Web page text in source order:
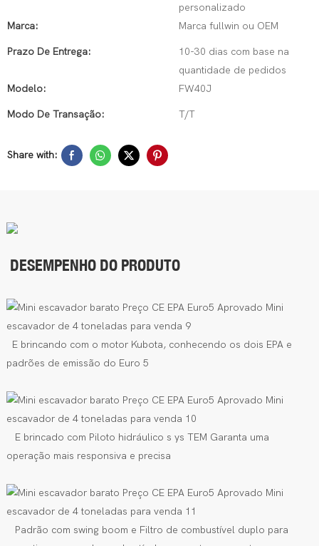
personalizado
Marca:
Marca fullwin ou OEM
Prazo De Entrega:
10-30 dias com base na
quantidade de pedidos
Modelo:
FW40J
Modo De Transação: T/T
Share with:
DESEMPENHO DO PRODUTO
Ebrincando com o motor Kubota, conhecendo os dois EPA e
padrões de emissão do Euro 5
Ebrincado com Piloto hidráulico s ys TEM Garanta uma
operação mais responsiva e precisa
Padrão com swing boom e Filtro de combustível duplo para